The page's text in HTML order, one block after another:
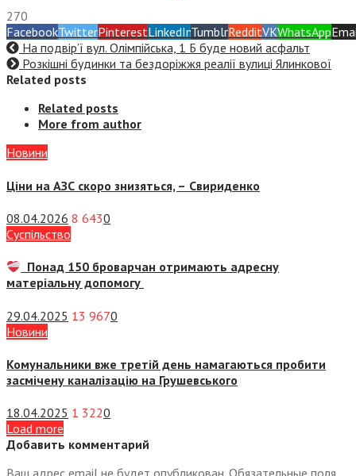
270
FacebookTwitterPinterestLinkedInTumblrRedditVKWhatsApp
На подвір’ї вул. Олімпійська, 1 Б буде новий асфальт
Розкішні будинки та бездоріжжя реалії вулиці Ялинкової
Related posts
Related posts
More from author
Новини
Ціни на АЗС скоро знизяться, – Свириденко
08.04.2026 8 6430
Суспiльство
Понад 150 броварчан отримають адресну
матеріальну допомогу
29.04.2025 13 9670
Новини
Комунальники вже третій день намагаються пробити
засмічену каналізацію на Грушевського
18.04.2025 1 3220
Load more
Добавить комментарий